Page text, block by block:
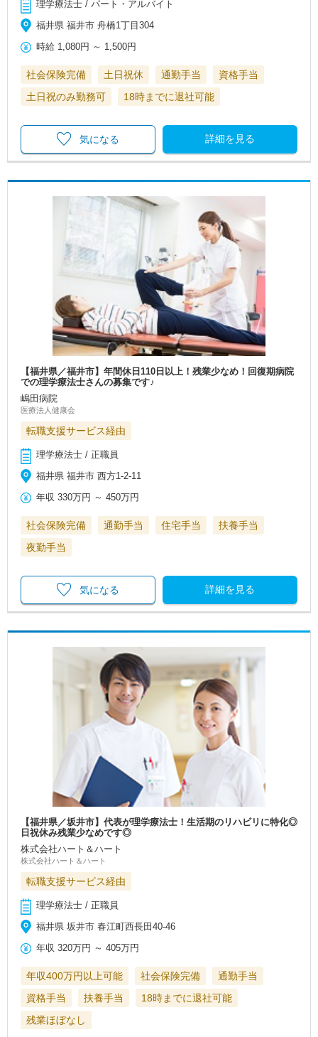
理学療法士 / パート・アルバイト
福井県 福井市 舟橋1丁目304
時給 1,080円 ～ 1,500円
社会保険完備 土日祝休 通勤手当
資格手当
土日祝のみ勤務可
18時までに退社可能
詳細を見る
気になる
【福井県／福井市】年間休日110日以上！残業少なめ！回復期病院
での理学療法士さんの募集です♪
嶋田病院
医療法人健康会
転職支援サービス経由
理学療法士 / 正職員
福井県 福井市 西方1-2-11
年収 330万円 ～450万円
社会保険完備 通勤手当 住宅手当
扶養手当
夜勤手当
詳細を見る
気になる
【福井県／坂井市】代表が理学療法士！生活期のリハビリに特化◎
日祝休み残業少なめです◎
株式会社ハート＆ハート
株式会社ハート＆ハート
転職支援サービス経由
理学療法士 / 正職員
福井県 坂井市 春江町西長田40-46
年収 320万円 ～405万円
年収400万円以上可能 社会保険完備
通勤手当
資格手当
扶養手当
18時までに退社可能
残業ほぼなし